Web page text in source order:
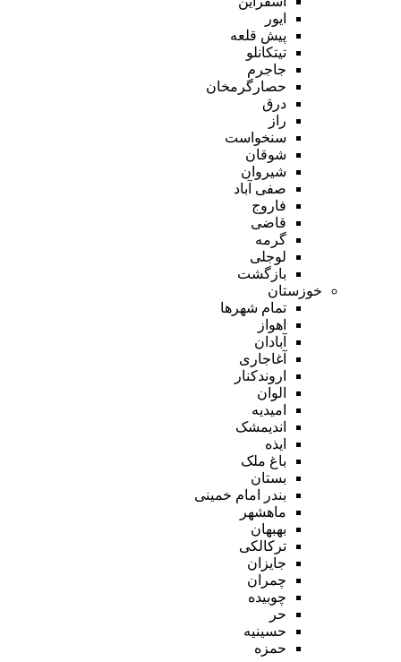
ایور
پیش قلعه
تیتکانلو
جاجرم
حصارگرمخان
درق
راز
سنخواست
شوقان
شیروان
صفی آباد
فاروج
قاضی
گرمه
لوجلی
بازگشت
خوزستان
تمام شهر‌ها
اهواز
آبادان
آغاجاری
اروندکنار
الوان
امیدیه
اندیمشک
ایذه
باغ ملک
بستان
بندر امام خمینی
ماهشهر
بهبهان
ترکالکی
جایزان
چمران
چوبیده
حر
حسینیه
حمزه